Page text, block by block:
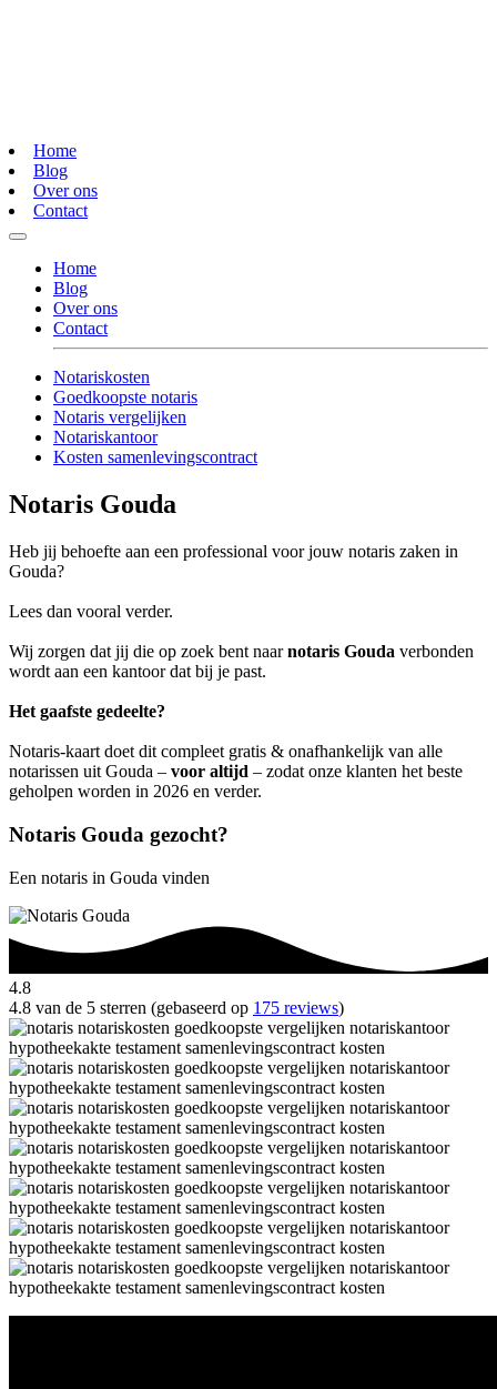
Home
Blog
Over ons
Contact
Home
Blog
Over ons
Contact
Notariskosten
Goedkoopste notaris
Notaris vergelijken
Notariskantoor
Kosten samenlevingscontract
Notaris Gouda
Heb jij behoefte aan een professional voor jouw notaris zaken in
Gouda?
Lees dan vooral verder.
Wij zorgen dat jij die op zoek bent naarnotaris Gouda verbonden
wordt aan een kantoor dat bij je past.
Het gaafste gedeelte?
Notaris-kaart doet dit compleet gratis & onafhankelijk van alle
notarissen uit Gouda – voor altijd – zodat onze klanten het beste
geholpen worden in 2026 en verder.
Notaris Gouda gezocht?
Een notaris in Gouda vinden
4.8
4.8 van de 5 sterren (gebaseerd op 175 reviews)